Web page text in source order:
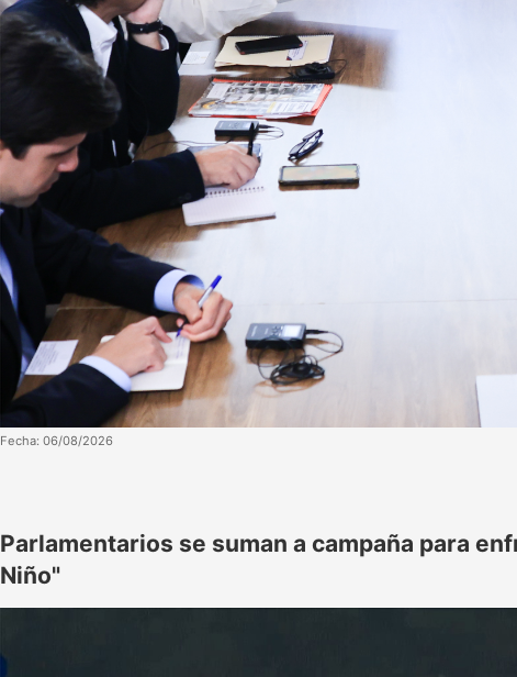
Fecha: 06/08/2026
Parlamentarios se suman a campaña para
Niño"